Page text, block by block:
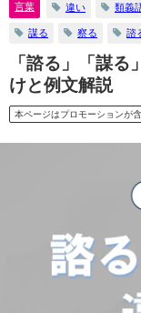
言葉 違い 類義
謀る 察る 諮
「諮る」「謀
けと例文解説
本ページはプロモーションが